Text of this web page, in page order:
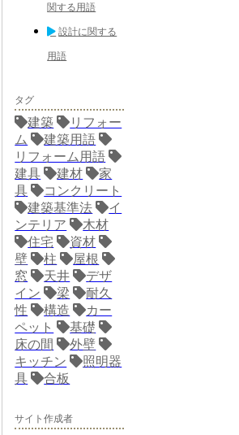
関する用語
設計に関する
用語
タグ
建築
リフォー
ム
建築用語
リフォーム用語
建具
建材
家
具
コンクリート
建築基準法
イ
ンテリア
木材
住宅
資材
壁
柱
屋根
窓
天井
デザ
イン
梁
耐久
性
構造
カー
ペット
基礎
床の間
外壁
キッチン
照明器
具
合板
サイト作成者